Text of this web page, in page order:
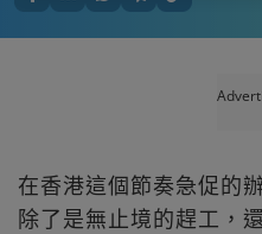
在香港這個節奏急促的
除了是無止境的趕工，